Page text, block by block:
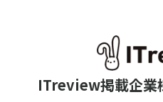
ITreview掲載企